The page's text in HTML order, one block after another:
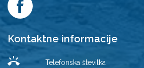
Kontaktne informacije
Telefonska številka